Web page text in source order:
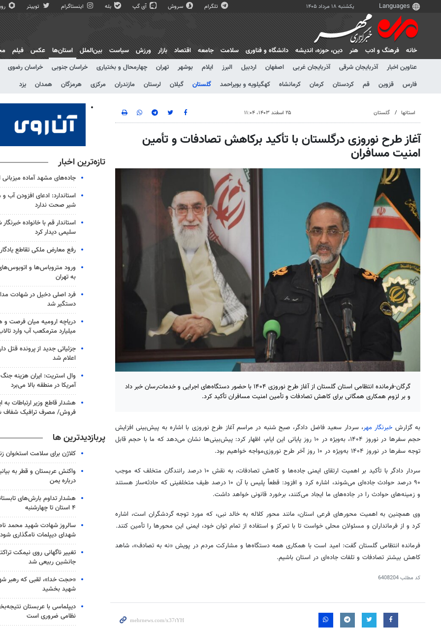
یکشنبه ۱۸ مرداد ۱۴۰۵ تلگرام سروش آی گپ بله اینستاگرام توییتر
خانه فرهنگ و ادب هنر دين، حوزه، انديشه دانشگاه و فناوری سلامت جامعه اقتصاد بازار ورزش سیاست بین‌الملل
استان‌ها
عناوین اخبار
آذربایجان شرقی آذربایجان غربی اصفهان اردبیل البرز ایلام بوشهر تهران چهارمحال و بختیاری خراسان جنوبی خراسان رضوی
فارس
قزوین قم کردستان کرمان کرمانشاه کهگیلویه و بویراحمد گلستان گیلان لرستان مازندران مرکزی هرمزگان همدان یزد
عکس فیلم
استانها گلستان ۲۵ اسفند ۱۴۰۳، ۱۱:۰۴
آغاز طرح نوروزی درگلستان با تأکید برکاهش تصادفات و تأمین
امنیت مسافران
گرگان-فرمانده انتظامی استان گلستان از آغاز طرح نوروزی ۱۴۰۴ با حضور دستگاه‌های اجرایی و خدمات‌رسان خبر داد
و بر لزوم همکاری همگانی برای کاهش تصادفات و تأمین امنیت مسافران تأکید کرد.
به گزارش خبرنگار مهر، سردار سعید فاضل دادگر، صبح شنبه در مراسم آغاز طرح نوروزی با اشاره به پیش‌بینی افزایش
حجم سفرها در نوروز ۱۴۰۴، به‌ویژه در ۱۰ روز پایانی این ایام، اظهار کرد: پیش‌بینی‌ها نشان می‌دهد که ما با حجم قابل
توجه سفرها در نوروز
به‌ویژه در ۱۰ روز آخر طرح نوروزی‌مواجه خواهیم بود.
سردار دادگر با تأکید بر اهمیت ارتقای ایمنی جاده‌ها و کاهش تصادفات، به نقش ۱۰ درصد رانندگان متخلف که موجب
۹۰ درصد حوادث جاده‌ای می‌شوند، اشاره کرد و افزود: قطعاً پلیس با آن ۱۰ درصد طیف متخلفینی که حادثه‌ساز هستند
و زمینه‌های حوادث را در جاده‌های ما ایجاد می‌کنند، برخورد قانونی خواهد داشت.
وی همچنین به اهمیت محورهای فرعی استان، مانند محور کلاله به خالد نبی، که مورد توجه گردشگران است، اشاره
کرد و از فرمانداران و مسئولان محلی خواست تا با تمرکز و استفاده از تمام توان خود، ایمنی این محورها را تأمین کنند.
فرمانده انتظامی گلستان گفت: امید است با همکاری همه دستگاه‌ها و مشارکت مردم در پویش «نه به تصادف»، شاهد
کاهش بیشتر تصادفات و تلفات جاده‌ای در استان باشیم.
کد مطلب6408204
تازه‌ترین اخبار
جاده‌های مشهد آماده میزبانی
استاندارد: ادعای افزودن آب
شیر صحت ندارد
استاندار قم با خانواده
سلیمی دیدار کرد
رفع معارض ملکی تقاطع
به تهران
فرد اصلی دخیل در شهادت
دستگیر شد
میلیارد مترمکعب آب وارد
جزئیاتی جدید از پرونده قتل
اعلام شد
وال استریت: ایران هزینه
آمریکا در منطقه بالا می‌برد
هشدار قاطع وزیر ارتباطات به
فروش/ مصرف ترافیک شفاف
پربازدیدترین ها
کلاژن برای سلامت استخوان
واکنش عربستان و قطر به
درباره یمن
هشدار تداوم بارش‌های
۴ استان تا چهارشنبه
سالروز شهادت شهید محمد
شهدای دیپلمات نامگذاری شود
تغییر ناگهانی روی نیمکت
جانشین ربیعی شد
«حجت خدا»، لقبی که رهبر
شهید بخشید
دیپلماسی با عربستان
نظامی ضروری است